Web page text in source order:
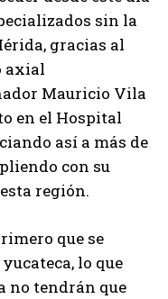
sin la
gracias al
axial
Mauricio Vila
en el Hospital
así a más de
con su
región.
que se
lo que
no tendrán que